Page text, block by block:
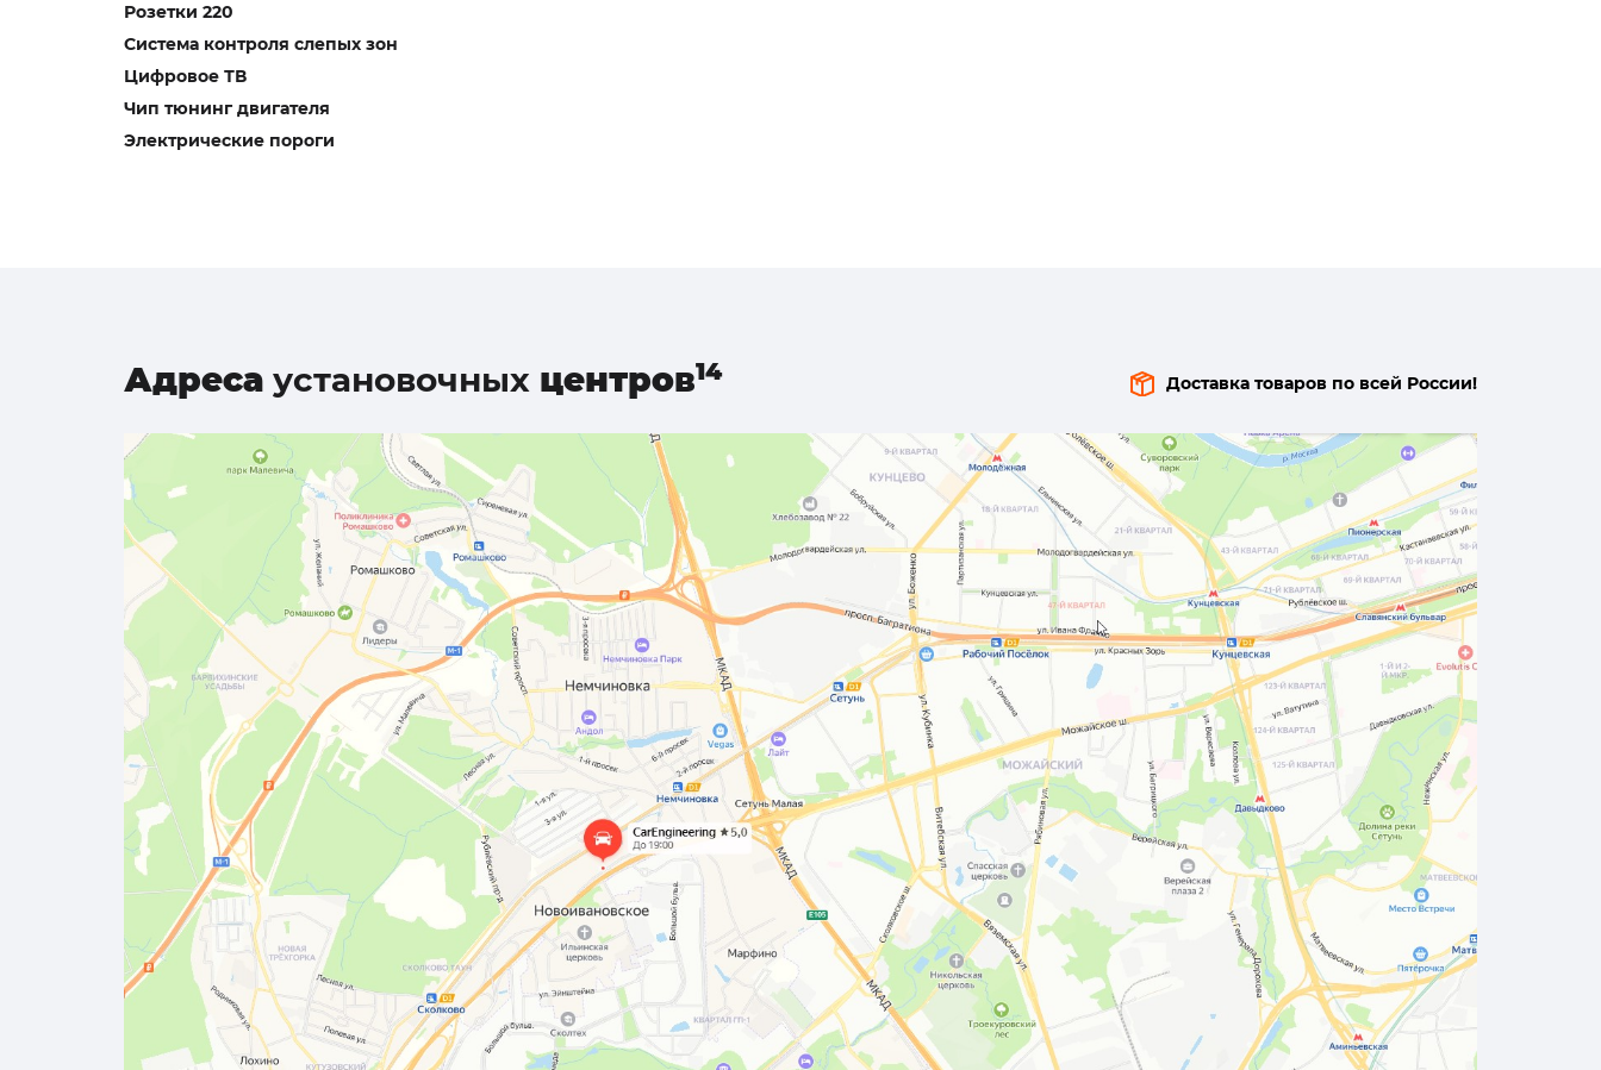
Розетки 220
Система контроля слепых зон
Цифровое ТВ
Чип тюнинг двигателя
Электрические пороги
Адреса установочных центров Доставка товаров по всей России!